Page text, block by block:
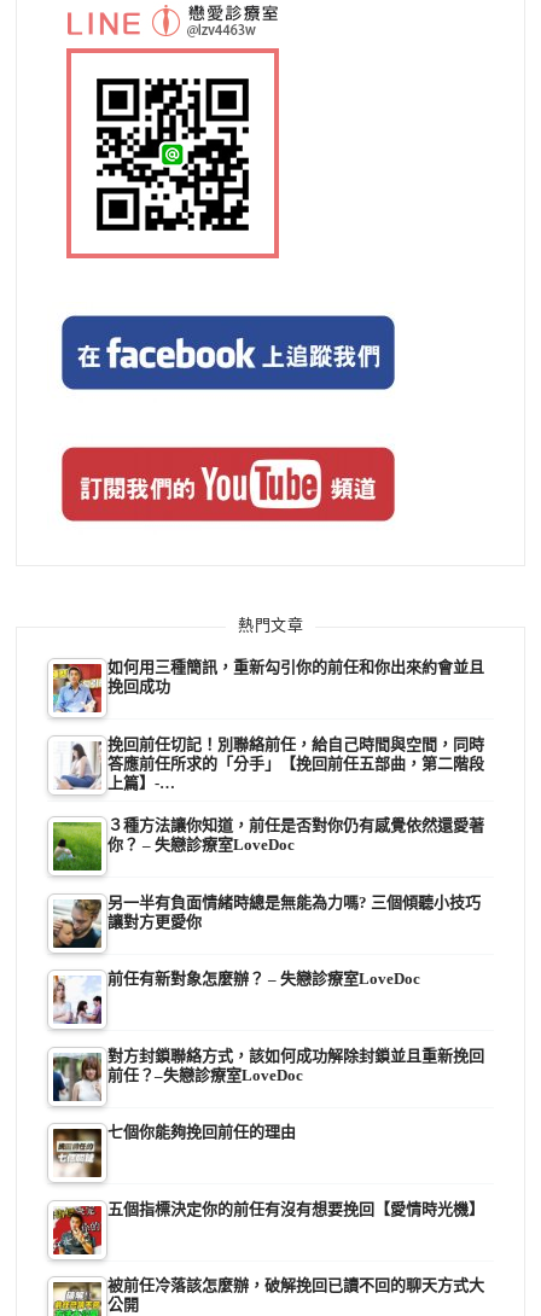
熱門文章
如何用三種簡訊，重新勾引你的前任和你出來約會並且
挽回成功
挽回前任切記！別聯絡前任，給自己時間與空間，同時
答應前任所求的「分手」【挽回前任五部曲，第二階段
上篇】-…
３種方法讓你知道，前任是否對你仍有感覺依然還愛著
你？ – 失戀診療室LoveDoc
另一半有負面情緒時總是無能為力嗎? 三個傾聽小技巧
讓對方更愛你
前任有新對象怎麼辦？ – 失戀診療室LoveDoc
對方封鎖聯絡方式，該如何成功解除封鎖並且重新挽回
前任？–失戀診療室LoveDoc
七個你能夠挽回前任的理由
五個指標決定你的前任有沒有想要挽回【愛情時光機】
被前任冷落該怎麼辦，破解挽回已讀不回的聊天方式大
公開